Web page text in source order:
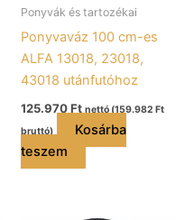
Ponyvák és tartozékai
Ponyvaváz 100 cm-es
ALFA 13018, 23018,
43018 utánfutóhoz
125.970Ft nettó (159.982 Ft
bruttó)
Kosárba
teszem